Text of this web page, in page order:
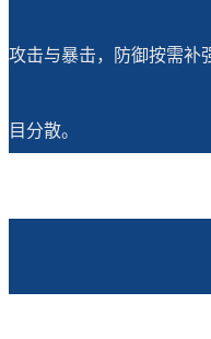
攻击与暴击，防御按需补
目分散。